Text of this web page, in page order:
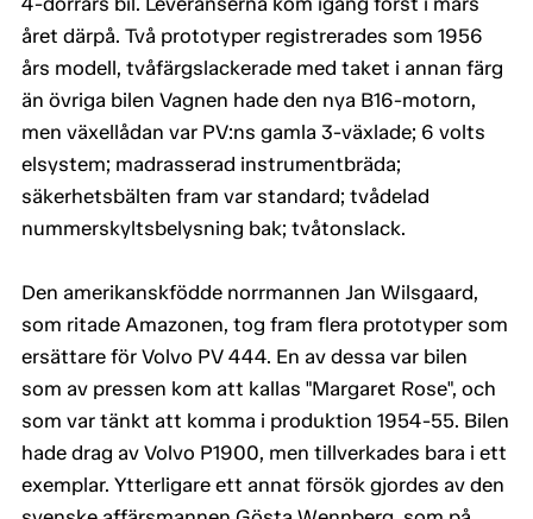
året därpå. Två prototyper registrerades som 1956
års modell, tvåfärgslackerade med taket i annan färg
än övriga bilen Vagnen hade den nya B16-motorn,
men växellådan var PV:ns gamla 3-växlade; 6 volts
elsystem; madrasserad instrumentbräda;
säkerhetsbälten fram var standard; tvådelad
nummerskyltsbelysning bak; tvåtonslack.
Den amerikanskfödde norrmannen Jan Wilsgaard,
som ritade Amazonen, tog fram flera prototyper som
ersättare för Volvo PV 444. En av dessa var bilen
som av pressen kom att kallas "Margaret Rose", och
som var tänkt att komma i produktion 1954-55. Bilen
hade drag av Volvo P1900, men tillverkades bara i ett
exemplar. Ytterligare ett annat försök gjordes av den